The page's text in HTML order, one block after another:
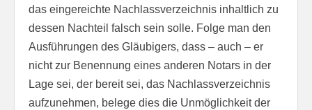
das eingereichte Nachlassverzeichnis inhaltlich zu
dessen Nachteil falsch sein solle. Folge man den
Ausführungen des Gläubigers, dass – auch – er
nicht zur Benennung eines anderen Notars in der
Lage sei, der bereit sei, das Nachlassverzeichnis
aufzunehmen, belege dies die Unmöglichkeit der